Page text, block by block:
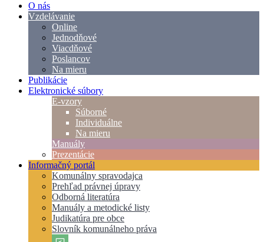
O nás
Vzdelávanie
Online
Jednodňové
Viacdňové
Poslancov
Na mieru
Publikácie
Elektronické súbory
E-vzory
Súborné
Individuálne
Na mieru
Manuály
Prezentácie
Informačný portál
Komunálny spravodajca
Prehľad právnej úpravy
Odborná literatúra
Manuály a metodické listy
Judikatúra pre obce
Slovník komunálneho práva